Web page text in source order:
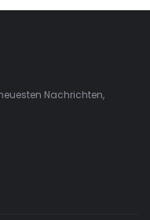
Nachrichten,